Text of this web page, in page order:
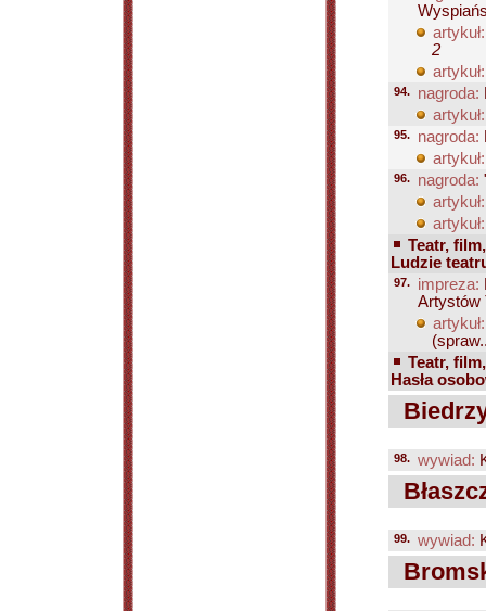
artykuł:
2
artykuł:
94. nagroda:
artykuł:
95. nagroda:
artykuł:
96. nagroda:
artykuł:
artykuł:
Teatr,
Ludzie
97. impreza:
Artystów
artykuł:
Teatr,
Hasła
98. wywiad:
99. wywiad: